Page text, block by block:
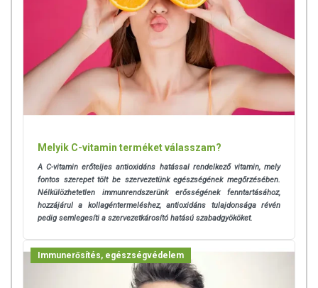
Melyik C-vitamin terméket válasszam?
A C-vitamin erőteljes antioxidáns hatással rendelkező vitamin, mely
fontos szerepet tölt be szervezetünk egészségének megőrzésében.
Nélkülözhetetlen immunrendszerünk erősségének fenntartásához,
hozzájárul a kollagéntermeléshez, antioxidáns tulajdonsága révén
pedig semlegesíti a szervezetkárosító hatású szabadgyököket.
Immunerősítés, egészségvédelem